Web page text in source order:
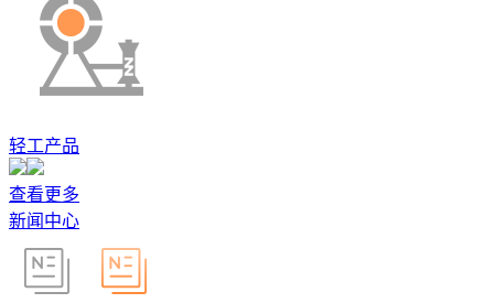
轻工产品
查看更多
新闻中心